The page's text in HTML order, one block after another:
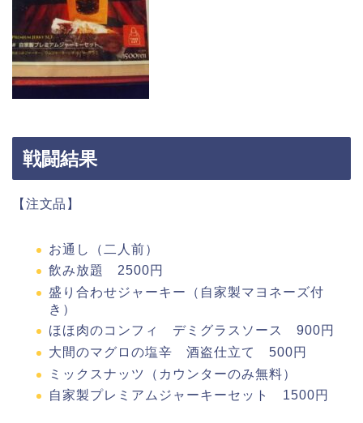
戦闘結果
【注文品】
お通し（二人前）
飲み放題 2500円
盛り合わせジャーキー（自家製マヨネーズ付
き）
ほほ肉のコンフィ デミグラスソース 900円
大間のマグロの塩辛 酒盗仕立て 500円
ミックスナッツ（カウンターのみ無料）
自家製プレミアムジャーキーセット 1500円